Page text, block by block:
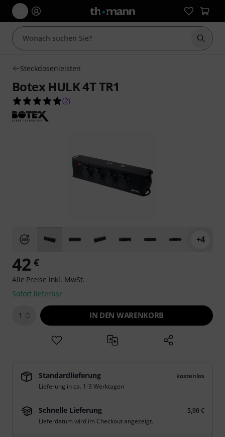
Suche
Steckdosenleisten
Botex HULK 4T TR1
5.0 von 5 Sternen aus 2 Kundenbewertungen
(2)
+4
42 €
Alle Preise inkl. MwSt.
Sofort lieferbar
1 IN DEN WARENKORB
Standardlieferung
kostenlos
Lieferung in ca. 1-3 Werktagen
Schnelle Lieferung
5,90 €
Lieferdatum wird im Checkout angezeigt.